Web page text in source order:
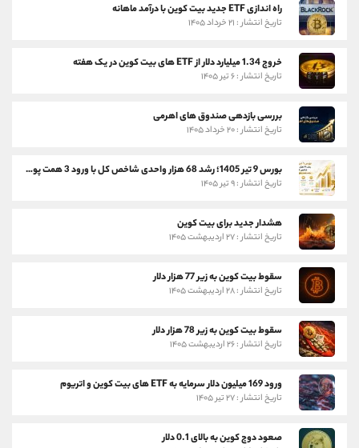
راه اندازی ETF جدید بیت کوین با درآمد ماهانه
تاریخ انتشار : ۲۱ خرداد ۱۴۰۵
خروج 1.34 میلیارد دلار از ETF های بیت کوین در یک هفته
تاریخ انتشار : ۶ تیر ۱۴۰۵
بررسی بازدهی صندوق های اهرمی
تاریخ انتشار : ۲۰ خرداد ۱۴۰۵
بورس 9 تیر 1405؛ رشد 68 هزار واحدی شاخص کل با ورود 3 همت پول حقیقی
تاریخ انتشار : ۹ تیر ۱۴۰۵
هشدار جدید برای بیت کوین
تاریخ انتشار : ۲۷ اردیبهشت ۱۴۰۵
سقوط بیت کوین به زیر 77 هزار دلار
تاریخ انتشار : ۲۸ اردیبهشت ۱۴۰۵
سقوط بیت کوین به زیر 78 هزار دلار
تاریخ انتشار : ۲۶ اردیبهشت ۱۴۰۵
ورود 169 میلیون دلار سرمایه به ETF های بیت کوین و اتریوم
تاریخ انتشار : ۲۷ تیر ۱۴۰۵
صعود دوج کوین به بالای 0.1 دلار